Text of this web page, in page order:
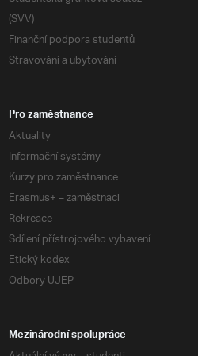
(SVV)
Finanční podpora studentů
Stravování a ubytování
Pro zaměstnance
Aktuality
Informační systémy
Kurzy pro zaměstnance
Erasmus+ – zaměstnaci
Rekreace
Sdílení přístrojového vybavení
Etický kodex
Odbory UJEP
Mezinárodní spolupráce